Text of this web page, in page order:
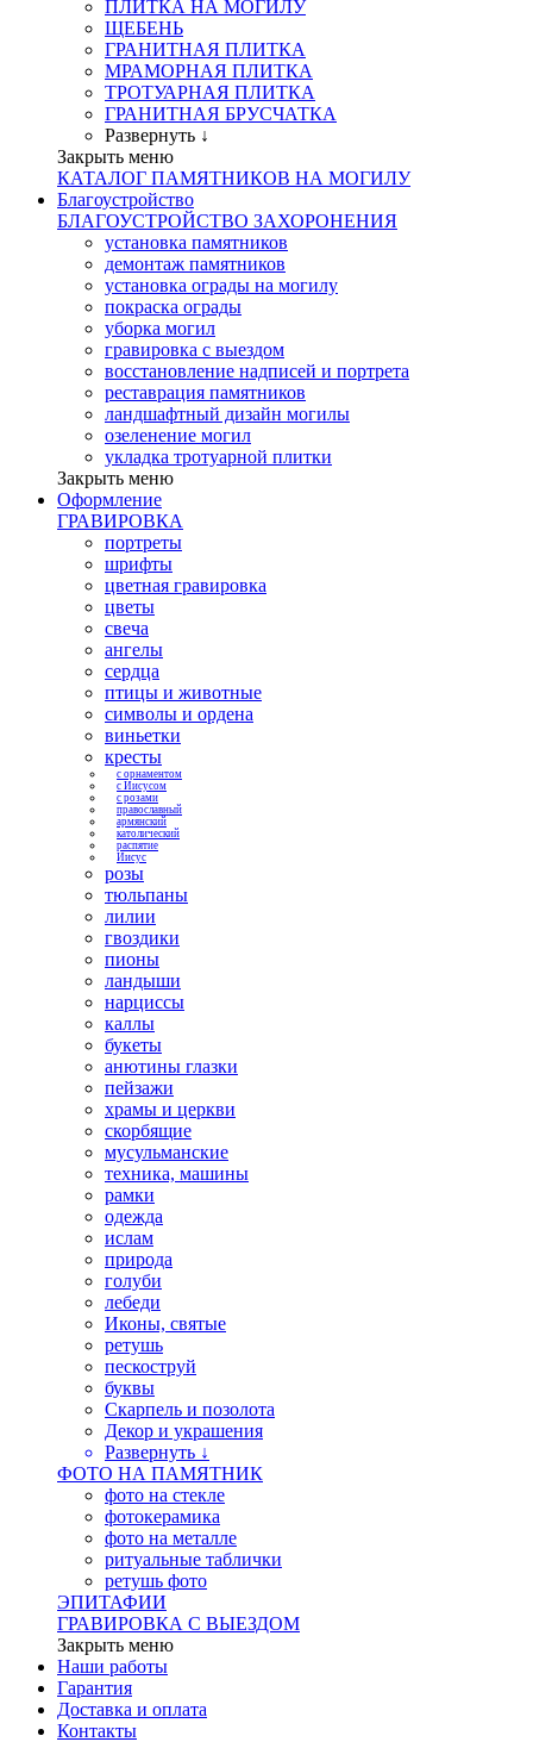
ПЛИТКА НА МОГИЛУ
ЩЕБЕНЬ
ГРАНИТНАЯ ПЛИТКА
МРАМОРНАЯ ПЛИТКА
ТРОТУАРНАЯ ПЛИТКА
ГРАНИТНАЯ БРУСЧАТКА
Развернуть ↓
Закрыть меню
КАТАЛОГ ПАМЯТНИКОВ НА МОГИЛУ
Благоустройство
БЛАГОУСТРОЙСТВО ЗАХОРОНЕНИЯ
установка памятников
демонтаж памятников
установка ограды на могилу
покраска ограды
уборка могил
гравировка с выездом
восстановление надписей и портрета
реставрация памятников
ландшафтный дизайн могилы
озеленение могил
укладка тротуарной плитки
Закрыть меню
Оформление
ГРАВИРОВКА
портреты
шрифты
цветная гравировка
цветы
свеча
ангелы
сердца
птицы и животные
символы и ордена
виньетки
кресты
с орнаментом
с Иисусом
с розами
православный
армянский
католический
распятие
Иисус
розы
тюльпаны
лилии
гвоздики
пионы
ландыши
нарциссы
каллы
букеты
анютины глазки
пейзажи
храмы и церкви
скорбящие
мусульманские
техника, машины
рамки
одежда
ислам
природа
голуби
лебеди
Иконы, святые
ретушь
пескоструй
буквы
Скарпель и позолота
Декор и украшения
Развернуть ↓
ФОТО НА ПАМЯТНИК
фото на стекле
фотокерамика
фото на металле
ритуальные таблички
ретушь фото
ЭПИТАФИИ
ГРАВИРОВКА С ВЫЕЗДОМ
Закрыть меню
Наши работы
Гарантия
Доставка и оплата
Контакты